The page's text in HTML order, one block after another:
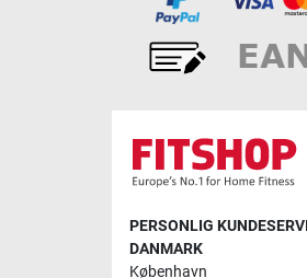
PERSONLIG
DANMARK
København